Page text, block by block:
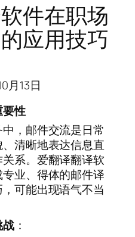
件在职场
应用技巧
月13日
性
，邮件交流是日常
清晰地表达信息直
系。爱翻译翻译软
业、得体的邮件译
可能出现语气不当
战：